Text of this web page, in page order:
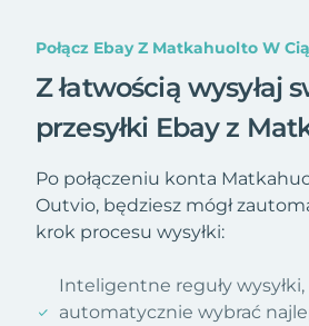
Połącz Ebay Z Matkahuolto W
Z łatwością wysyłaj
przesyłki Ebay z
Po połączeniu konta
Outvio, będziesz mógł
krok procesu wysyłki:
Inteligentne reguły wysyłki,
automatycznie wybrać